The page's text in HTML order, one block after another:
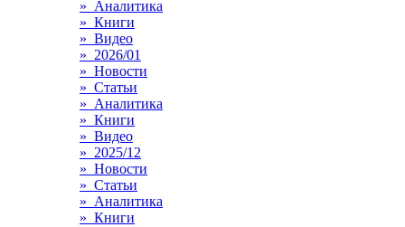
» Аналитика
» Книги
» Видео
» 2026/01
» Новости
» Статьи
» Аналитика
» Книги
» Видео
» 2025/12
» Новости
» Статьи
» Аналитика
» Книги